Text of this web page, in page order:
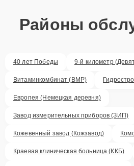
Районы
40 лет Победы 9-й километр
Витаминкомбинат (ВМР)
Европея (Немецкая деревня)
Завод измерительных приборов (ЗИП)
Кожевенный завод (Кожзавод)
Краевая клиническая больница (ККБ)